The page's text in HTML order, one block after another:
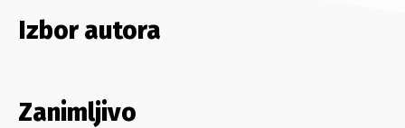
Izbor autora
Zanimljivo